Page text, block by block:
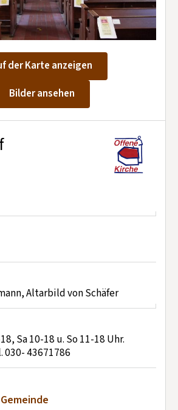
der Karte anzeigen
Bilder ansehen
Altarbild von Schäfer
Sa 10-18 u. So 11-18 Uhr.
030- 43671786